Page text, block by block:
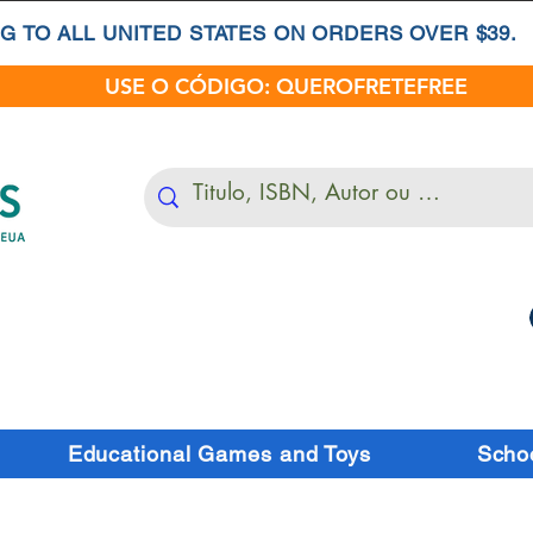
TO ALL UNITED STATES ON ORDERS OVER $39.
USE O CÓDIGO: QUEROFRETEFREE
Educational Games and Toys